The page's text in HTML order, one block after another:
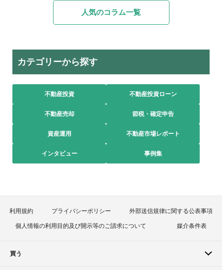
人気のコラム一覧
カテゴリーから探す
不動産投資 不動産投資ローン
不動産売却 節税・確定申告
資産運用 不動産市場レポート
インタビュー 事例集
利用規約 プライバシーポリシー 外部送信規律に関する公表事項
個人情報の利用目的及び開示等のご請求について 媒介条件表
買う